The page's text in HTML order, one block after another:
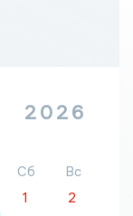
2026
Сб
Вс
1
2